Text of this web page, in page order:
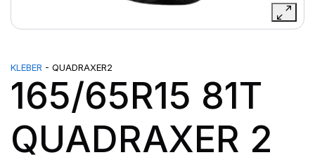
KLEBER - QUADRAXER2
165/65R15 81T
QUADRAXER 2